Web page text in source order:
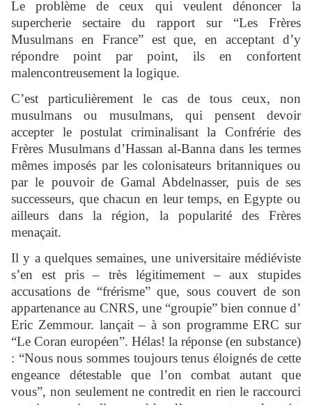
Le problème de ceux qui veulent dénoncer la
supercherie sectaire du rapport sur “Les Frères
Musulmans en France” est que, en acceptant d’y
répondre point par point, ils en confortent
malencontreusement la logique.
C’est particulièrement le cas de tous ceux, non
musulmans ou musulmans, qui pensent devoir
accepter le postulat criminalisant la Confrérie des
Frères Musulmans d’Hassan al-Banna dans les termes
mêmes imposés par les colonisateurs britanniques ou
par le pouvoir de Gamal Abdelnasser, puis de ses
successeurs, que chacun en leur temps, en Egypte ou
ailleurs dans la région, la popularité des Frères
menaçait.
Il y a quelques semaines, une universitaire médiéviste
s’en est pris – très légitimement – aux stupides
accusations de “frérisme” que, sous couvert de son
appartenance au CNRS, une “groupie” bien connue d’
Eric Zemmour. lançait – à son programme ERC sur
“Le Coran européen”. Hélas! la réponse (en substance)
: “Nous nous sommes toujours tenus éloignés de cette
engeance détestable que l’on combat autant que
vous”, non seulement ne contredit en rien le raccourci